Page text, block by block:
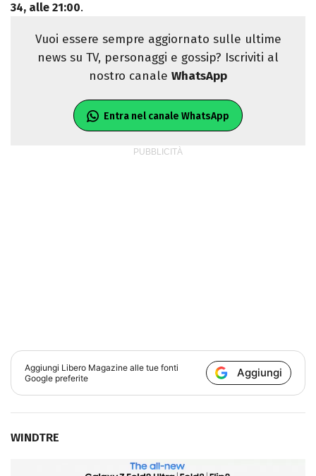
34, alle 21:00.
Vuoi essere sempre aggiornato sulle ultime
news su TV, personaggi e gossip? Iscriviti al
nostro canale WhatsApp
Entra nel canale WhatsApp
Aggiungi Libero Magazine alle tue fonti
Google preferite
Aggiungi
WINDTRE